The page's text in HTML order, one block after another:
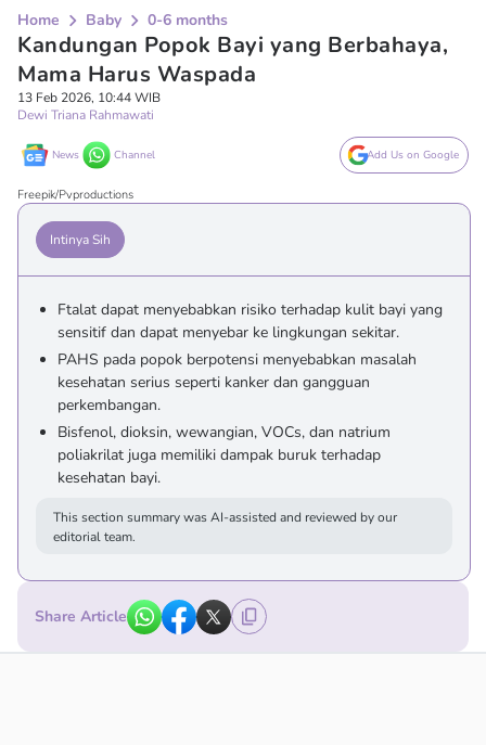
Home Baby 0-6 months
Kandungan Popok Bayi yang Berbahaya,
Mama Harus Waspada
13 Feb 2026, 10:44 WIB
Dewi Triana Rahmawati
News Channel Add Us on Google
Freepik/Pvproductions
Intinya Sih
Ftalat dapat menyebabkan risiko terhadap kulit bayi yang
sensitif dan dapat menyebar ke lingkungan sekitar.
PAHS pada popok berpotensi menyebabkan masalah
kesehatan serius seperti kanker dan gangguan
perkembangan.
Bisfenol, dioksin, wewangian, VOCs, dan natrium
poliakrilat juga memiliki dampak buruk terhadap
kesehatan bayi.
This section summary was AI-assisted and reviewed by our
editorial team.
Share Article